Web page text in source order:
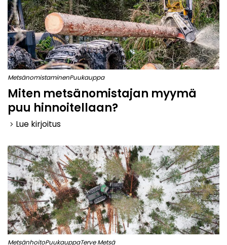
MetsänomistaminenPuukauppa
Miten metsänomistajan myymä
puu hinnoitellaan?
keyboard_arrow_right Lue kirjoitus
MetsänhoitoPuukauppaTerve Metsä